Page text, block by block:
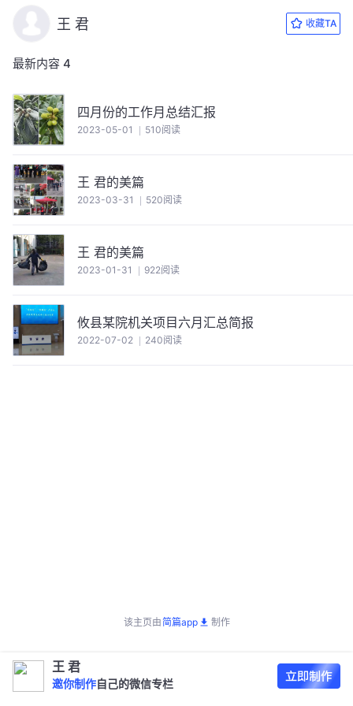
王 君 收藏TA
最新内容 4
四月份的工作月总结汇报
2023-05-01 510阅读
王 君的美篇
2023-03-31 520阅读
王 君的美篇
2023-01-31 922阅读
攸县某院机关项目六月汇总简报
2022-07-02 240阅读
该主页由简篇app 制作
王 君
邀你制作 自己的微信专栏